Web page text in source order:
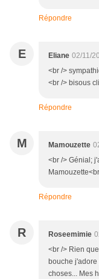
Répondre
E Eliane 02/11/
<br />
<br /> bisous
Répondre
M Mamouzette
<br /> Génial;
Répondre
R Roseemimie
<br /> Rien
bouche
choses... Mes